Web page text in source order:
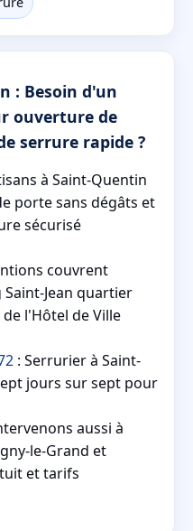
: Besoin d'un
ouverture de
serrure rapide ?
à Saint-Quentin
porte sans dégâts et
sécurisé
couvrent
Jean quartier
l'Hôtel de Ville
: Serrurier à Saint-
jours sur sept pour
aussi à
le-Grand et
et tarifs